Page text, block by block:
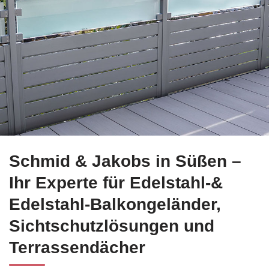
Schmid & Jakobs in Süßen –
Ihr Experte für Edelstahl-&
Edelstahl-Balkongeländer,
Sichtschutzlösungen und
Terrassendächer